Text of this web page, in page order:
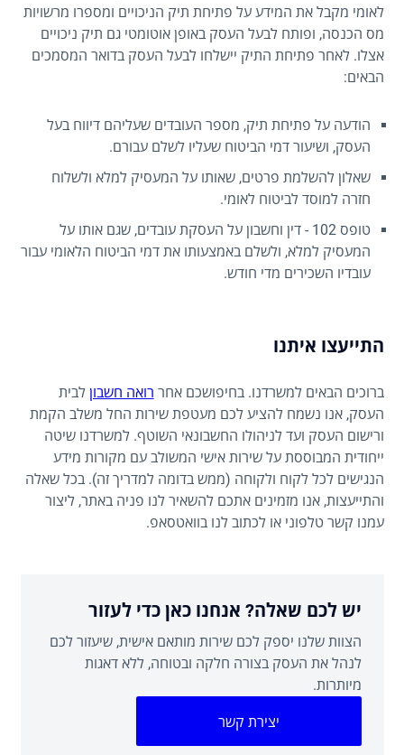
לאומי מקבל את המידע על פתיחת תיק הניכויים ומספרו מרשויות
מס הכנסה, ופותח לבעל העסק באופן אוטומטי גם תיק ניכויים
אצלו. לאחר פתיחת התיק יישלחו לבעל העסק בדואר המסמכים
הבאים:
הודעה על פתיחת תיק, מספר העובדים שעליהם דיווח בעל
העסק, ושיעור דמי הביטוח שעליו לשלם עבורם.
שאלון להשלמת פרטים, שאותו על המעסיק למלא ולשלוח
חזרה למוסד לביטוח לאומי.
טופס 102 - דין וחשבון על העסקת עובדים, שגם אותו על
המעסיק למלא, ולשלם באמצעותו את דמי הביטוח הלאומי עבור
עובדיו השכירים מדי חודש.
התייעצו איתנו
ברוכים הבאים למשרדנו. בחיפושכם אחר רואה חשבון לבית
העסק, אנו נשמח להציע לכם מעטפת שירות החל משלב הקמת
ורישום העסק ועד לניהולו החשבונאי השוטף. למשרדנו שיטה
ייחודית המבוססת על שירות אישי המשולב עם מקורות מידע
הנגישים לכל לקוח ולקוחה (ממש בדומה למדריך זה). בכל שאלה
והתייעצות, אנו מזמינים אתכם להשאיר לנו פניה באתר, ליצור
עמנו קשר טלפוני או לכתוב לנו בוואטסאפ.
יש לכם שאלה? אנחנו כאן כדי לעזור
הצוות שלנו יספק לכם שירות מותאם אישית, שיעזור לכם
לנהל את העסק בצורה חלקה ובטוחה, ללא דאגות
מיותרות.
יצירת קשר